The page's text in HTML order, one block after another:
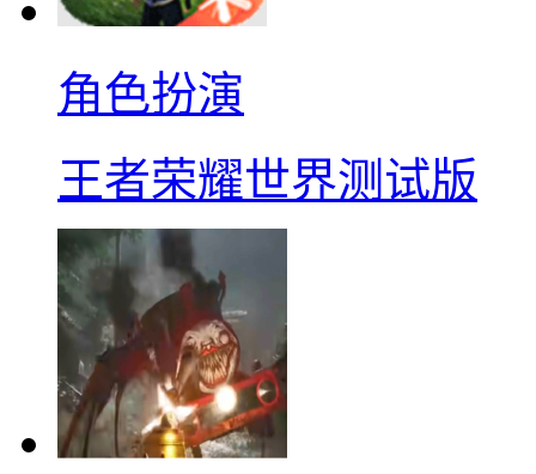
角色扮演
王者荣耀世界测试版